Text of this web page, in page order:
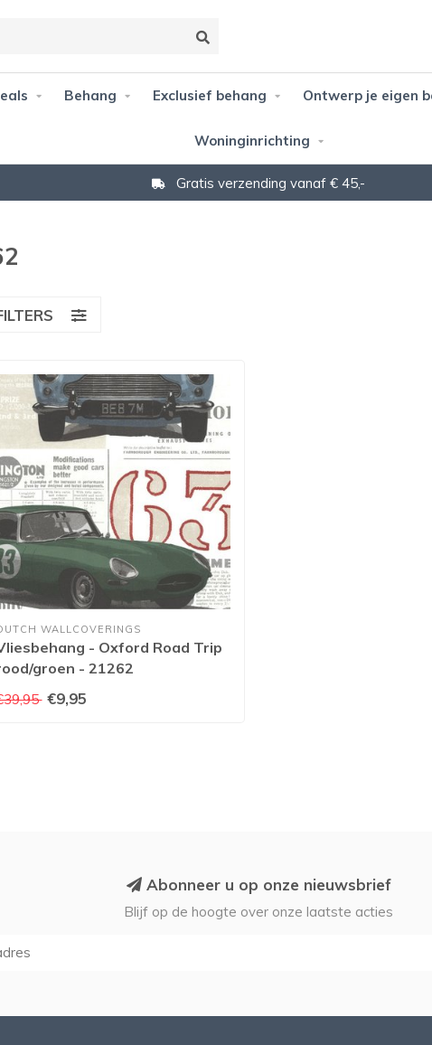
Behang Exclusief behang Ontwerp je eigen
Woninginrichting
Gratis verzending vanaf € 45,-
WALLCOVERINGS
- Oxford Road Trip
groen - 21262
€9,95
Abonneer u op onze nieuwsbrief
Blijf op de hoogte over onze laatste acties